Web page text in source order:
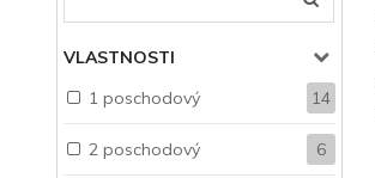
VLASTNOSTI
1 poschodový
14
2 poschodový 6